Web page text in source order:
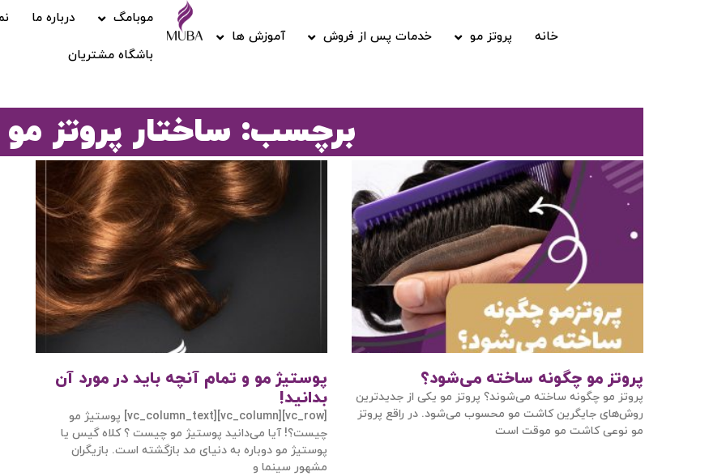
خانه پروتز مو خدمات پس از فروش آموزش ها
موبامگ درباره ما
باشگاه مشتریان
برچسب: ساختار پروتز مو
پروتز مو چگونه ساخته می‌شود؟
پروتز مو چگونه ساخته می‌شوند؟ پروتز مو یکی از جدیدترین
روش‌های جایگرین کاشت مو محسوب می‌شود. در راقع پروتز
مو نوعی کاشت مو موقت است
پوستیژ مو و تمام آنچه باید در مورد آن
بدانید!
[vc_row][vc_column][vc_column_text] پوستیژ مو
چیست؟! آیا می‌دانید پوستیژ مو چیست ؟ کلاه گیس یا
پوستیژ مو دوباره به دنیای مد بازگشته‌ است. بازیگران
مشهور سینما و